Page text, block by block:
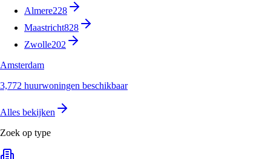
Almere228
Maastricht828
Zwolle202
Amsterdam
3,772 huurwoningen beschikbaar
Alles bekijken
Zoek op type